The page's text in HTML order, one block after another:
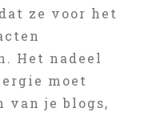
ze voor het
Het nadeel
moet
je blogs,